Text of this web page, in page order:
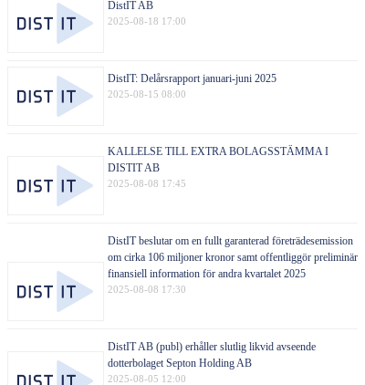
2025-08-18 17:00
DistIT AB
2025-08-15 08:00
DistIT: Delårsrapport januari-juni 2025
2025-08-08 17:45
KALLELSE TILL EXTRA BOLAGSSTÄMMA I
DISTIT AB
2025-08-08 17:30
DistIT beslutar om en fullt garanterad företrädesemission
om cirka 106 miljoner kronor samt offentliggör preliminär
finansiell information för andra kvartalet 2025
2025-08-05 12:00
DistIT AB (publ) erhåller slutlig likvid avseende
dotterbolaget Septon Holding AB